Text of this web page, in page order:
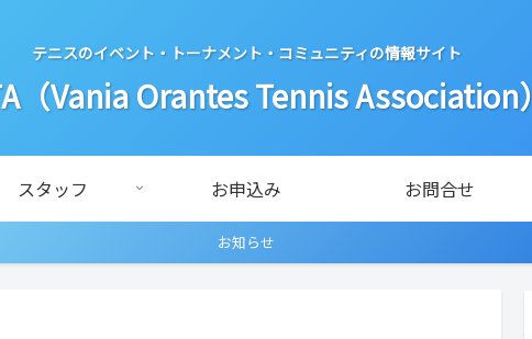
テニスのイベント・トーナメント・コミュニティの情報サイト
（Vania Orantes Tennis Association）
スタッフ お申込み お問合せ
お知らせ